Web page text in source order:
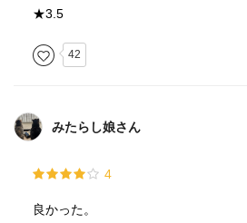
「お前の父の本当の姿を知りたくない
この一言で、主人公は自分の人生
歩み出します。
この道は、抗うことが難しい、激
流そのものとなっていくのです。
★3.5
42
みたらし娘さん
4
良かった。